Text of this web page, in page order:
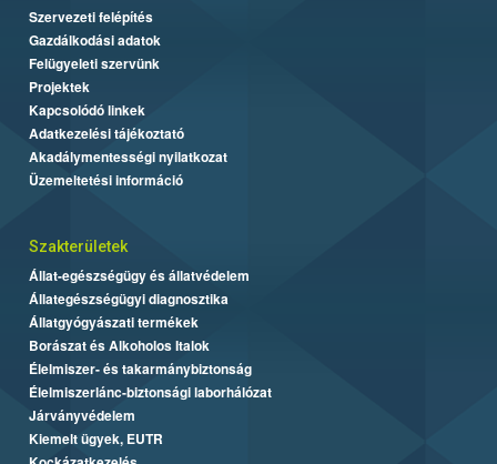
Szervezeti felépítés
Gazdálkodási adatok
Felügyeleti szervünk
Projektek
Kapcsolódó linkek
Adatkezelési tájékoztató
Akadálymentességi nyilatkozat
Üzemeltetési információ
Szakterületek
Állat-egészségügy és állatvédelem
Állategészségügyi diagnosztika
Állatgyógyászati termékek
Borászat és Alkoholos Italok
Élelmiszer- és takarmánybiztonság
Élelmiszerlánc-biztonsági laborhálózat
Járványvédelem
Kiemelt ügyek, EUTR